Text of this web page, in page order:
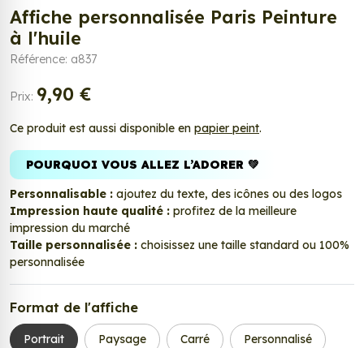
Affiche personnalisée Paris Peinture
à l'huile
Référence: a837
Prix: 9,90 €
Ce produit est aussi disponible en papier peint.
POURQUOI VOUS ALLEZ L’ADORER 💚
Personnalisable : ajoutez du texte, des icônes ou des logos
Impression haute qualité : profitez de la meilleure
impression du marché
Taille personnalisée : choisissez une taille standard ou 100%
personnalisée
Format de l'affiche
Portrait Paysage Carré Personnalisé